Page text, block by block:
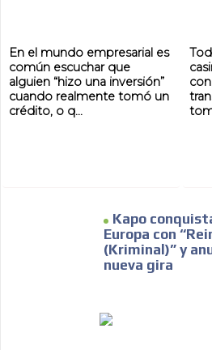
En el mundo empresarial es
común escuchar que
alguien “hizo una inversión”
cuando realmente tomó un
crédito, o q...
Kapo
Europa con
(Kriminal)” y
nueva gira